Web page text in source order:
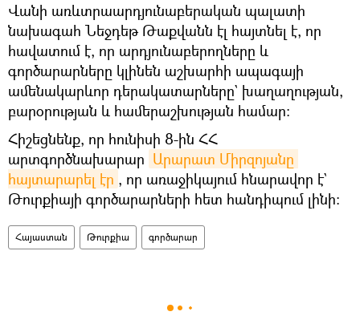
Վանի առևտրաարդյունաբերական պալատի
նախագահ Նեջդեթ Թաքվանն էլ հայտնել է, որ
հավատում է, որ արդյունաբերողները և
գործարարները կլինեն աշխարհի ապագայի
ամենակարևոր դերակատարները` խաղաղության,
բարօրության և համերաշխության համար։
Հիշեցնենք, որ հունիսի 8-ին ՀՀ
արտգործնախարար Արարատ Միրզոյանը
հայտարարել էր , որ առաջիկայում հնարավոր է`
Թուրքիայի գործարարների հետ հանդիպում լինի։
Հայաստան Թուրքիա գործարար